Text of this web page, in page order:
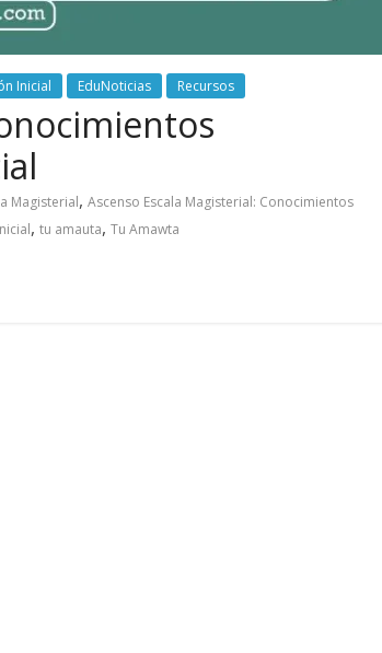
Inicial EduNoticias Recursos
Magisterial, Ascenso Escala Magisterial: Conocimientos
, tu amauta, Tu Amawta